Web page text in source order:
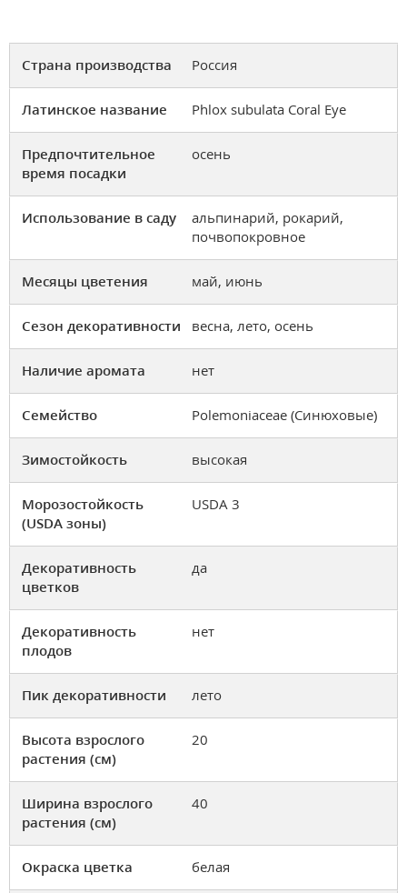
Страна производства Россия
Латинское название Phlox subulata Coral Eye
Предпочтительное
время посадки
осень
Использование в саду
альпинарий, рокарий,
почвопокровное
Месяцы цветения май, июнь
Сезон декоративности весна, лето, осень
Наличие аромата нет
Семейство Polemoniaceae (Синюховые)
Зимостойкость высокая
Морозостойкость
(USDA зоны)
USDA 3
Декоративность
цветков
да
Декоративность
плодов
нет
Пик декоративности лето
Высота взрослого
растения (см)
20
Ширина взрослого
растения (см)
40
Окраска цветка белая